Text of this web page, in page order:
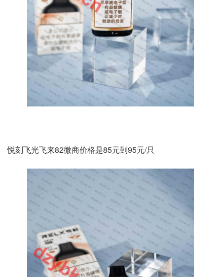
悦刻飞光飞来82微商价格是85元到95元/只